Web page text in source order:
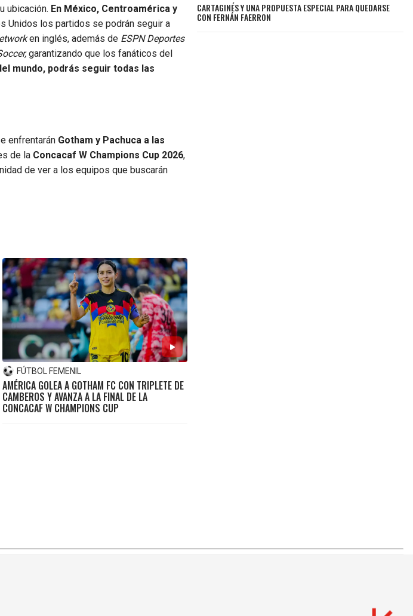
ubicación. En México, Centroamérica y
Unidos los partidos se podrán seguir a
en inglés, además de ESPN Deportes
garantizando que los fanáticos del
mundo, podrás seguir todas las
enfrentarán Gotham y Pachuca a las
de la Concacaf W Champions Cup 2026,
de ver a los equipos que buscarán
FÚTBOL FEMENIL
AMÉRICA GOLEA A GOTHAM FC CON TRIPLETE DE
CAMBEROS Y AVANZA A LA FINAL DE LA
CONCACAF W CHAMPIONS CUP
CARTAGINÉS Y UNA PROPUESTA ESPECIAL PARA QUEDARSE
CON FERNÁN FAERRON